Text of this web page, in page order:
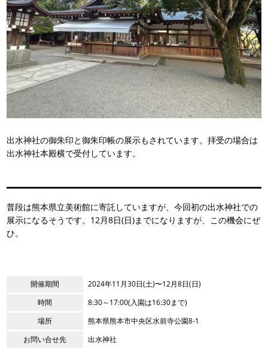
出水神社の御朱印と御朱印帳の展示もされています。拝受の場合は
出水神社本殿横で受付しています。
普段は熊本県立美術館に寄託していますが、今回初の出水神社での
展示になるそうです。12月8日(日)までになりますが、この機会にぜ
ひ。
開催期間
2024年11月30日(土)〜12月8日(日)
時間
8:30～17:00(入園は16:30まで)
場所
熊本県熊本市中央区水前寺公園8-1
お問い合せ先
出水神社